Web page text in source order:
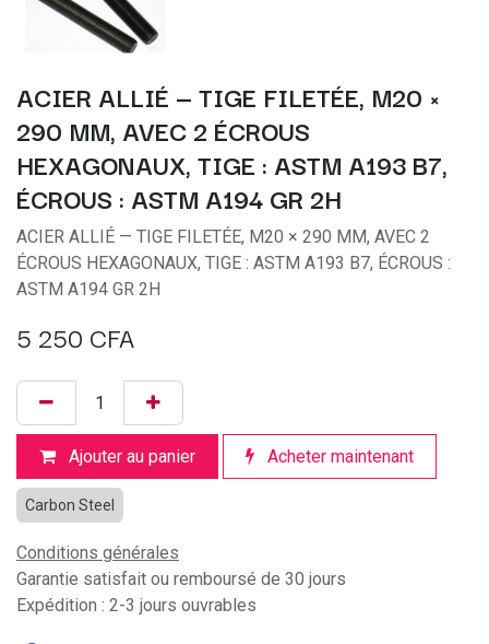
ACIER ALLIÉ — TIGE FILETÉE, M20 ×
290 MM, AVEC 2 ÉCROUS
HEXAGONAUX, TIGE : ASTM A193 B7,
ÉCROUS : ASTM A194 GR 2H
ACIER ALLIÉ — TIGE FILETÉE, M20 × 290 MM, AVEC 2
ÉCROUS HEXAGONAUX, TIGE : ASTM A193 B7, ÉCROUS :
ASTM A194 GR 2H
5 250 CFA
Ajouter au panier Acheter maintenant
Carbon Steel
Conditions générales
Garantie satisfait ou remboursé de 30 jours
Expédition : 2-3 jours ouvrables